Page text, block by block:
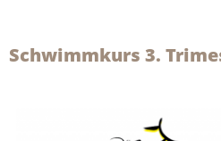
WERTKARTEN
Schwimmkurs 3.